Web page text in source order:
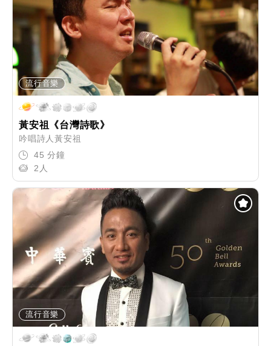
流行音樂
黃安祖《台灣詩歌》
吟唱詩人黃安祖
45 分鐘
2人
流行音樂